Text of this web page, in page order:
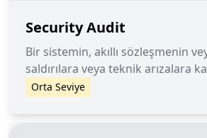
Security Audit
Bir sistemin, akıllı sözleşmenin
saldırılara veya teknik arızalara
güvenli olduğunu
Orta Seviye